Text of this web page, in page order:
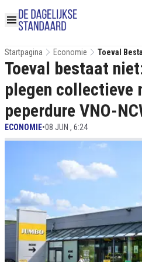
Startpagina Economie
Toeval
Collectieve
NCW-Maffia
Toeval bestaat
plegen collectieve
peperdure VNO-
ECONOMIE•08 JUN , 6:24